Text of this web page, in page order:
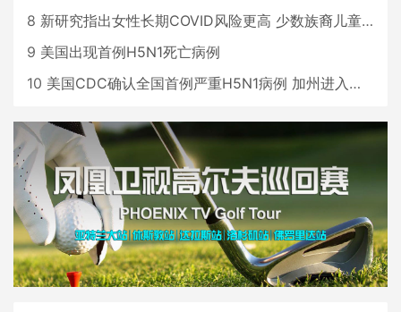
8 新研究指出女性长期COVID风险更高 少数族裔儿童存在差异
9 美国出现首例H5N1死亡病例
10 美国CDC确认全国首例严重H5N1病例 加州进入紧急状态